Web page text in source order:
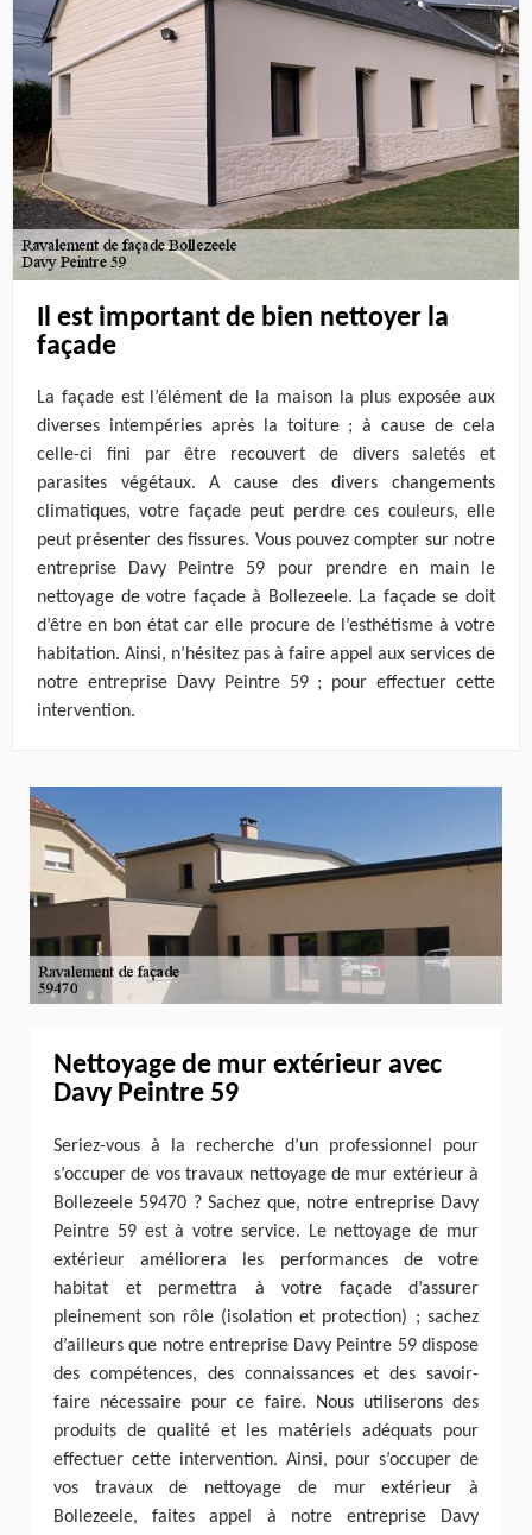
Il est important de bien nettoyer la
façade
La façade est l’élément de la maison la plus exposée aux
diverses intempéries après la toiture ; à cause de cela
celle-ci fini par être recouvert de divers saletés et
parasites végétaux. A cause des divers changements
climatiques, votre façade peut perdre ces couleurs, elle
peut présenter des fissures. Vous pouvez compter sur notre
entreprise Davy Peintre 59 pour prendre en main le
nettoyage de votre façade à Bollezeele. La façade se doit
d’être en bon état car elle procure de l’esthétisme à votre
habitation. Ainsi, n’hésitez pas à faire appel aux services de
notre entreprise Davy Peintre 59 ; pour effectuer cette
intervention.
Nettoyage de mur extérieur avec
Davy Peintre 59
Seriez-vous à la recherche d’un professionnel pour
s’occuper de vos travaux nettoyage de mur extérieur à
Bollezeele 59470 ? Sachez que, notre entreprise Davy
Peintre 59 est à votre service. Le nettoyage de mur
extérieur améliorera les performances de votre
habitat et permettra à votre façade d’assurer
pleinement son rôle (isolation et protection) ; sachez
d’ailleurs que notre entreprise Davy Peintre 59 dispose
des compétences, des connaissances et des savoir-
faire nécessaire pour ce faire. Nous utiliserons des
produits de qualité et les matériels adéquats pour
effectuer cette intervention. Ainsi, pour s’occuper de
vos travaux de nettoyage de mur extérieur à
Bollezeele, faites appel à notre entreprise Davy